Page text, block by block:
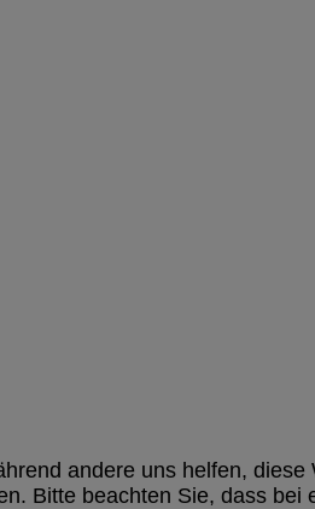
andere uns helfen,
Bitte beachten Sie, dass bei